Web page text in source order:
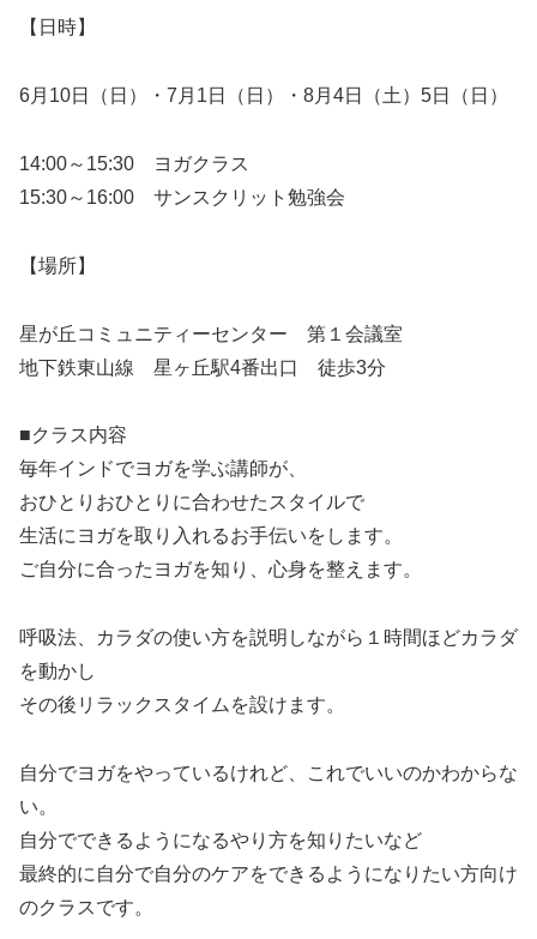
【日時】
6月10日（日）・7月1日（日）・8月4日（土）5日（日）
14:00～15:30 ヨガクラス
15:30～16:00 サンスクリット勉強会
【場所】
星が丘コミュニティーセンター 第１会議室
地下鉄東山線 星ヶ丘駅4番出口 徒歩3分
■クラス内容
毎年インドでヨガを学ぶ講師が、
おひとりおひとりに合わせたスタイルで
生活にヨガを取り入れるお手伝いをします。
ご自分に合ったヨガを知り、心身を整えます。
呼吸法、カラダの使い方を説明しながら１時間ほどカラダ
を動かし
その後リラックスタイムを設けます。
自分でヨガをやっているけれど、これでいいのかわからな
い。
自分でできるようになるやり方を知りたいなど
最終的に自分で自分のケアをできるようになりたい方向け
のクラスです。